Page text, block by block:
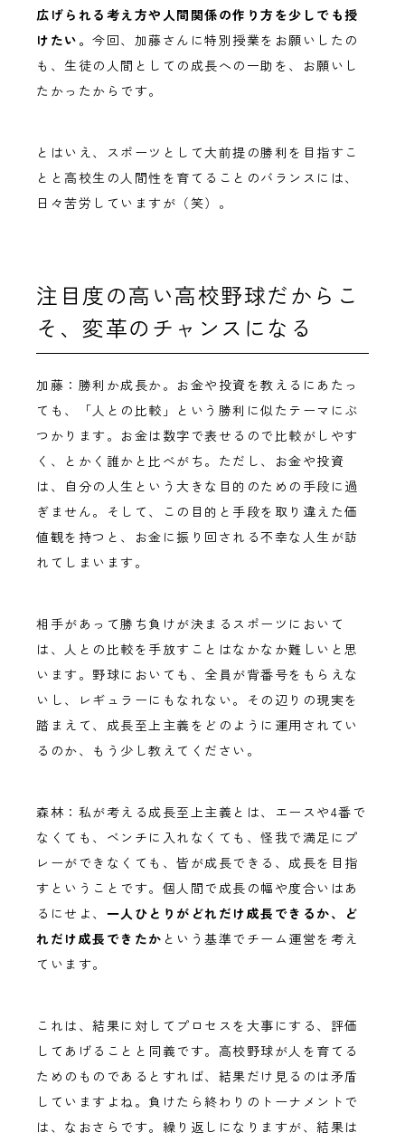
広げられる考え方や人間関係の作り方を少しでも授
けたい。 今回、加藤さんに特別授業をお願いしたの
も、生徒の人間としての成長への一助を、お願いし
たかったからです。
とはいえ、スポーツとして大前提の勝利を目指すこ
とと高校生の人間性を育てることのバランスには、
日々苦労していますが（笑）。
注目度の高い高校野球だからこ
そ、変革のチャンスになる
加藤：勝利か成長か。お金や投資を教えるにあたっ
ても、「人との比較」という勝利に似たテーマにぶ
つかります。お金は数字で表せるので比較がしやす
く、とかく誰かと比べがち。ただし、お金や投資
は、自分の人生という大きな目的のための手段に過
ぎません。そして、この目的と手段を取り違えた価
値観を持つと、お金に振り回される不幸な人生が訪
れてしまいます。
相手があって勝ち負けが決まるスポーツにおいて
は、人との比較を手放すことはなかなか難しいと思
います。野球においても、全員が背番号をもらえな
いし、レギュラーにもなれない。その辺りの現実を
踏まえて、成長至上主義をどのように運用されてい
るのか、もう少し教えてください。
森林：私が考える成長至上主義とは、エースや4番で
なくても、ベンチに入れなくても、怪我で満足にプ
レーができなくても、皆が成長できる、成長を目指
すということです。個人間で成長の幅や度合いはあ
るにせよ、 一人ひとりがどれだけ成長できるか、ど
れだけ成長できたか という基準でチーム運営を考え
ています。
これは、結果に対してプロセスを大事にする、評価
してあげることと同義です。高校野球が人を育てる
ためのものであるとすれば、結果だけ見るのは矛盾
していますよね。負けたら終わりのトーナメントで
は、なおさらです。繰り返しになりますが、結果は